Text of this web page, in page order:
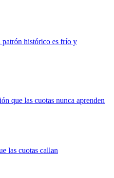
patrón histórico es frío y
que las cuotas nunca aprenden
las cuotas callan